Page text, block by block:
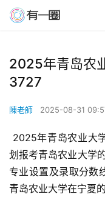
2025年青岛农
3727
陳老師 2025-08-31
划报考青岛农业大学
专业设置及录取分数
青岛农业大学在宁夏